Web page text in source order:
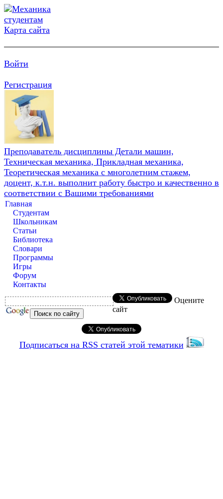
Карта сайта
Войти
Регистрация
Преподаватель дисциплины Детали машин,
Техническая механика, Прикладная механика,
Теоретическая механика с многолетним стажем,
доцент, к.т.н. выполнит работу быстро и качественно в
соответствии с Вашими требованиями
Главная
Студентам
Школьникам
Статьи
Библиотека
Словари
Программы
Игры
Форум
Контакты
Оцените
сайт
Подписаться на RSS статей этой тематики